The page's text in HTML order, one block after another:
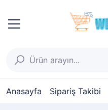
Anasayfa Sipariş Takibi